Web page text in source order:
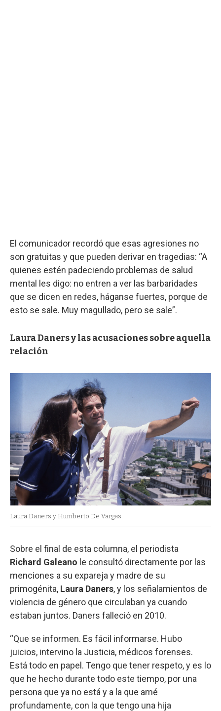
El comunicador recordó que esas agresiones no
son gratuitas y que pueden derivar en tragedias: “A
quienes estén padeciendo problemas de salud
mental les digo: no entren a ver las barbaridades
que se dicen en redes, háganse fuertes, porque de
esto se sale. Muy magullado, pero se sale”.
Laura Daners y las acusaciones sobre aquella
relación
Laura Daners y Humberto De Vargas.
Sobre el final de esta columna, el periodista
Richard Galeano le consultó directamente por las
menciones a su expareja y madre de su
primogénita, Laura Daners, y los señalamientos de
violencia de género que circulaban ya cuando
estaban juntos. Daners falleció en 2010.
“Que se informen. Es fácil informarse. Hubo
juicios, intervino la Justicia, médicos forenses.
Está todo en papel. Tengo que tener respeto, y es lo
que he hecho durante todo este tiempo, por una
persona que ya no está y a la que amé
profundamente, con la que tengo una hija